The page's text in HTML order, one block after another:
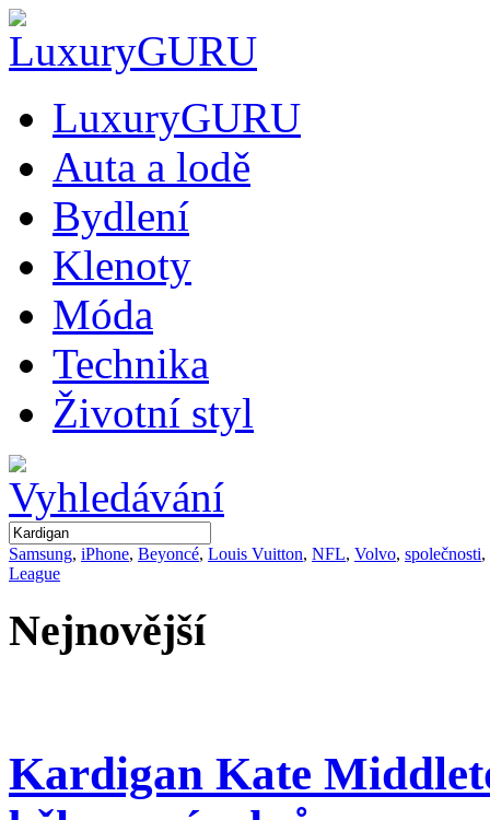
LuxuryGURU
Auta a lodě
Bydlení
Klenoty
Móda
Technika
Životní styl
Samsung, iPhone, Beyoncé, Louis Vuitton, NFL, Volvo, společnosti,
League
Nejnovější
Kardigan Kate